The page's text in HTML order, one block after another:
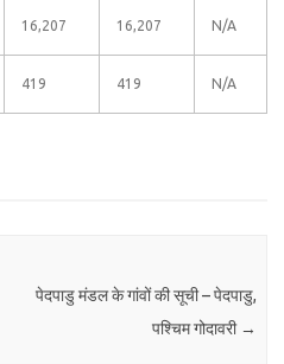
16,207 16,207 N/A
419 419 N/A
पेदपाडु मंडल के गांवों की सूची – पेदपाडु,
पश्चिम गोदावरी →